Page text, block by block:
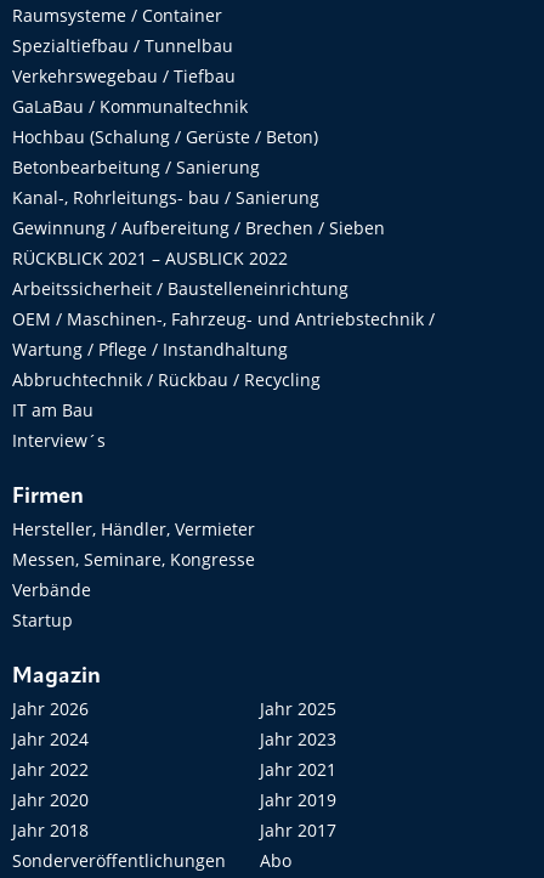
Raumsysteme / Container
Spezialtiefbau / Tunnelbau
Verkehrswegebau / Tiefbau
GaLaBau / Kommunaltechnik
Hochbau (Schalung / Gerüste / Beton)
Betonbearbeitung / Sanierung
Kanal-, Rohrleitungs- bau / Sanierung
Gewinnung / Aufbereitung / Brechen / Sieben
RÜCKBLICK 2021 – AUSBLICK 2022
Arbeitssicherheit / Baustelleneinrichtung
OEM / Maschinen-, Fahrzeug- und Antriebstechnik /
Wartung / Pflege / Instandhaltung
Abbruchtechnik / Rückbau / Recycling
IT am Bau
Interview´s
Firmen
Hersteller, Händler, Vermieter
Messen, Seminare, Kongresse
Verbände
Startup
Magazin
Jahr 2026
Jahr 2025
Jahr 2024
Jahr 2023
Jahr 2022
Jahr 2021
Jahr 2020
Jahr 2019
Jahr 2018
Jahr 2017
Sonderveröffentlichungen
Abo